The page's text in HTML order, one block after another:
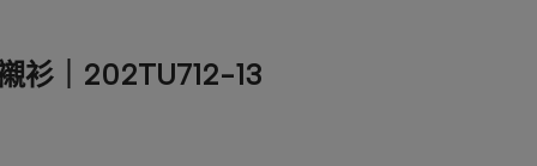
衫｜202TU712-13